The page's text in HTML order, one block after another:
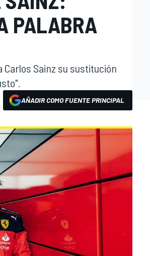
PALABRA
Carlos Sainz su sustitución
AÑADIR COMO FUENTE PRINCIPAL